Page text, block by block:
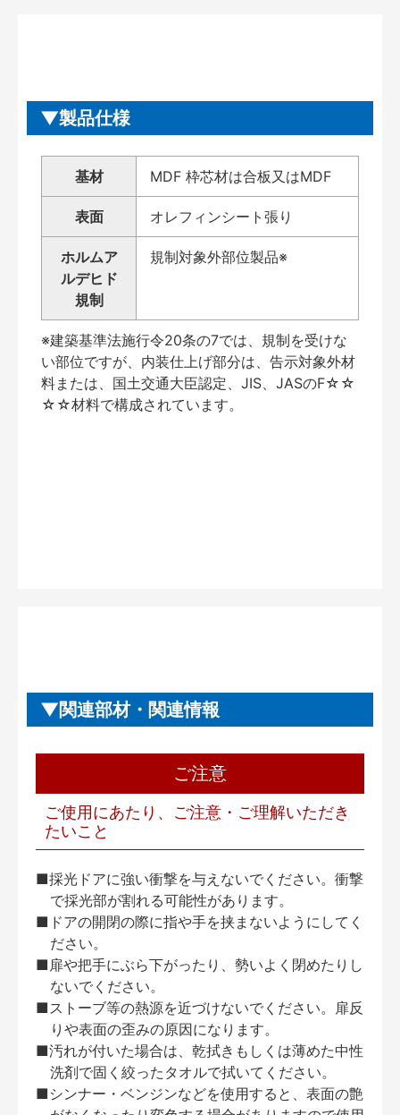
製品仕様
基材 MDF 枠芯材は合板又はMDF
表面 オレフィンシート張り
ホルムア
ルデヒド
規制
規制対象外部位製品※
※建築基準法施行令20条の7では、規制を受けな
い部位ですが、内装仕上げ部分は、告示対象外材
料または、国土交通大臣認定、JIS、JASのF☆☆
☆☆材料で構成されています。
関連部材・関連情報
ご注意
ご使用にあたり、ご注意・ご理解いただき
たいこと
■採光ドアに強い衝撃を与えないでください。衝撃
で採光部が割れる可能性があります。
■ドアの開閉の際に指や手を挟まないようにしてく
ださい。
■扉や把手にぶら下がったり、勢いよく閉めたりし
ないでください。
■ストーブ等の熱源を近づけないでください。扉反
りや表面の歪みの原因になります。
■汚れが付いた場合は、乾拭きもしくは薄めた中性
洗剤で固く絞ったタオルで拭いてください。
■シンナー・ベンジンなどを使用すると、表面の艶